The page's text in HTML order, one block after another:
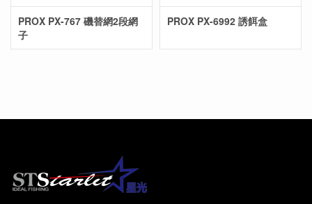
PROX PX-767 磯替網2段網
子
PROX PX-6992 誘餌盒